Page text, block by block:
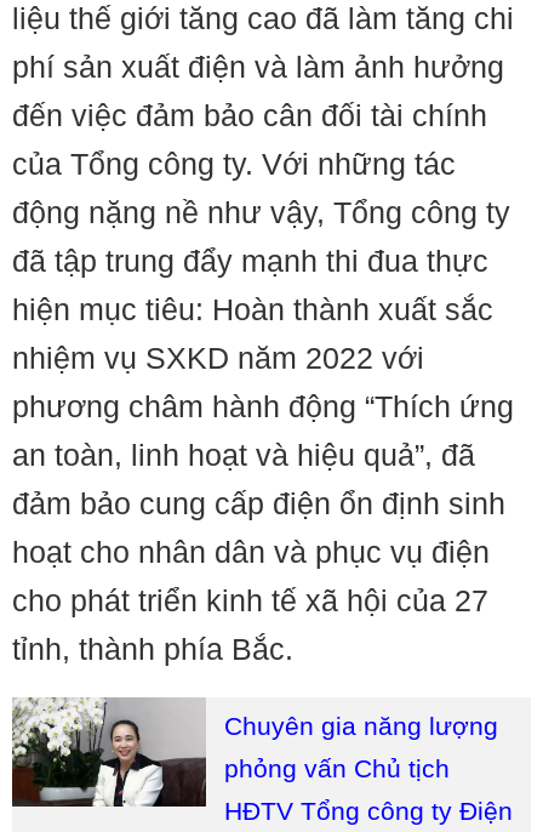
liệu thế giới tăng cao đã làm tăng chi
phí sản xuất điện và làm ảnh hưởng
đến việc đảm bảo cân đối tài chính
của Tổng công ty. Với những tác
động nặng nề như vậy, Tổng công ty
đã tập trung đẩy mạnh thi đua thực
hiện mục tiêu: Hoàn thành xuất sắc
nhiệm vụ SXKD năm 2022 với
phương châm hành động “Thích ứng
an toàn, linh hoạt và hiệu quả”, đã
đảm bảo cung cấp điện ổn định sinh
hoạt cho nhân dân và phục vụ điện
cho phát triển kinh tế xã hội của 27
tỉnh, thành phía Bắc.
Chuyên gia năng lượng
phỏng vấn Chủ tịch
HĐTV Tổng công ty Điện